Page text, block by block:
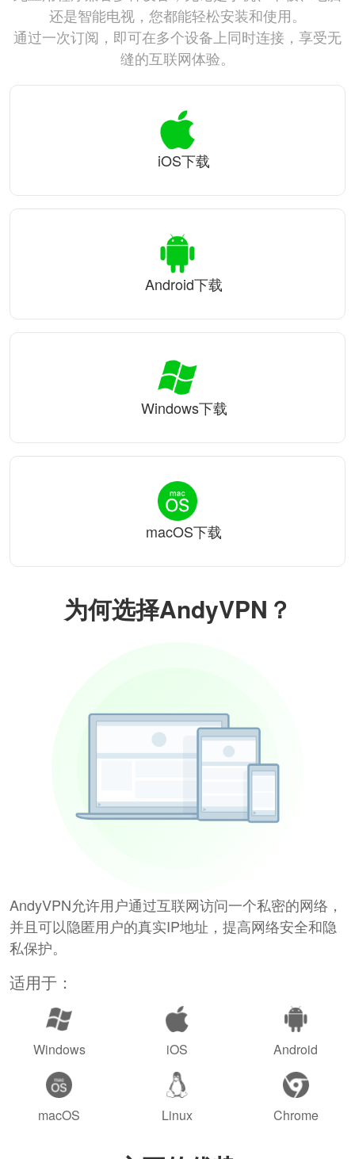
为何选择AndyVPN？
AndyVPN允许用户通过互联网访问一个私密的网络，
并且可以隐匿用户的真实IP地址，提高网络安全和隐
私保护。
适用于：
Windows iOS Android
macOS Linux Chrome
还是智能电视，您都能轻松安装和使用。
通过一次订阅，即可在多个设备上同时连接，享受无
缝的互联网体验。
iOS下载
Android下载
Windows下载
macOS下载